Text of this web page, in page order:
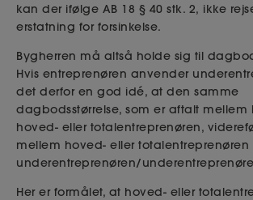
kan der ifølge AB 18 § 40 stk. 2, ikke
erstatning for forsinkelse.
Bygherren må altså holde sig til
Hvis entreprenøren anvender
det derfor en god idé, at den samme
dagbodsstørrelse, som er aftalt mellem
hoved- eller totalentreprenøren,
mellem hoved- eller totalentreprenøren
underentreprenøren/
Her er formålet, at hoved- eller